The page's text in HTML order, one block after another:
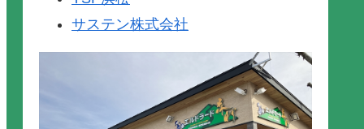
サステン株式会社